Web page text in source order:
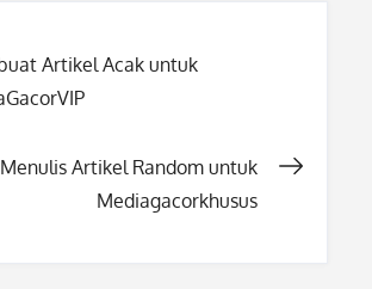
Artikel Acak untuk
Artikel Random untuk
Mediagacorkhusus